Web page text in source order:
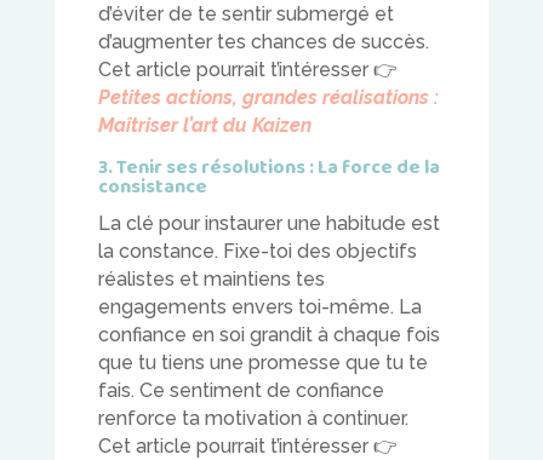
d’éviter de te sentir submergé et
d’augmenter tes chances de succès.
Cet article pourrait t’intéresser 👉
Petites actions, grandes réalisations :
Maîtriser l’art du Kaizen
3. Tenir ses résolutions : La force de la
consistance
La clé pour instaurer une habitude est
la constance. Fixe-toi des objectifs
réalistes et maintiens tes
engagements envers toi-même. La
confiance en soi grandit à chaque fois
que tu tiens une promesse que tu te
fais. Ce sentiment de confiance
renforce ta motivation à continuer.
Cet article pourrait t’intéresser 👉